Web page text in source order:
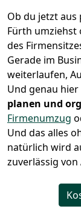
Ob du jetzt aus
Fürth umziehst
des
Gerade im
weiterlaufen,
Und genau
planen und
Firmenumzug
Und das alles
natürlich wird
zuverlässig